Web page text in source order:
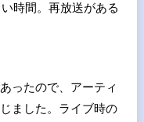
時間。再放送がある
ったので、アーティ
ました。ライブ時の